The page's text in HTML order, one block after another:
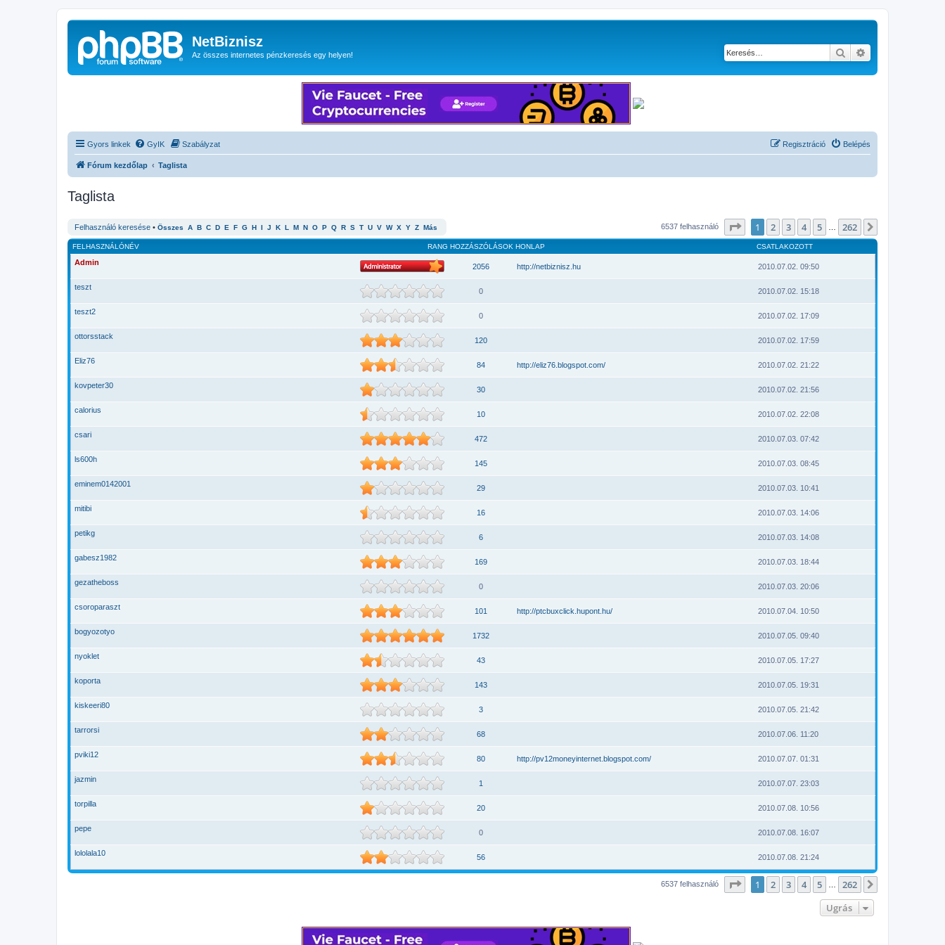
NetBiznisz
Az összes internetes pénzkeresés egy helyen! Keresés
Gyors linkek GyIK Szabályzat Belépés
Regisztráció
Fórum kezdőlap Taglista
Taglista
Felhasználó keresése • Összes A B C D E F G H I J K L M N O P Q R S T U V W X Y Z Más 6537 felhasználó Oldal: 1 262
1 2 3 4 5 262
RANG
FELHASZNÁLÓNÉV HOZZÁSZÓLÁSOK HONLAP CSATLAKOZOTT
Admin 2056 http://netbiznisz.hu 2010.07.02. 09:50
teszt 0 2010.07.02. 15:18
teszt2 0 2010.07.02. 17:09
ottorsstack 120 2010.07.02. 17:59
Eliz76 84 http://eliz76.blogspot.com/ 2010.07.02. 21:22
kovpeter30 30 2010.07.02. 21:56
calorius 10 2010.07.02. 22:08
csari 472 2010.07.03. 07:42
ls600h 145 2010.07.03. 08:45
eminem0142001 29 2010.07.03. 10:41
mitibi 16 2010.07.03. 14:06
petikg 6 2010.07.03. 14:08
gabesz1982 169 2010.07.03. 18:44
gezatheboss 0 2010.07.03. 20:06
csoroparaszt 101 http://ptcbuxclick.hupont.hu/ 2010.07.04. 10:50
bogyozotyo 1732 2010.07.05. 09:40
nyoklet 43 2010.07.05. 17:27
koporta 143 2010.07.05. 19:31
kiskeeri80 3 2010.07.05. 21:42
tarrorsi 68 2010.07.06. 11:20
pviki12 80 http://pv12moneyinternet.blogspot.com/ 2010.07.07. 01:31
jazmin 1 2010.07.07. 23:03
torpilla 20 2010.07.08. 10:56
pepe 0 2010.07.08. 16:07
lololala10 56 2010.07.08. 21:24
6537 felhasználó Oldal: 1 262
1 2 3 4 5 262
Ugrás